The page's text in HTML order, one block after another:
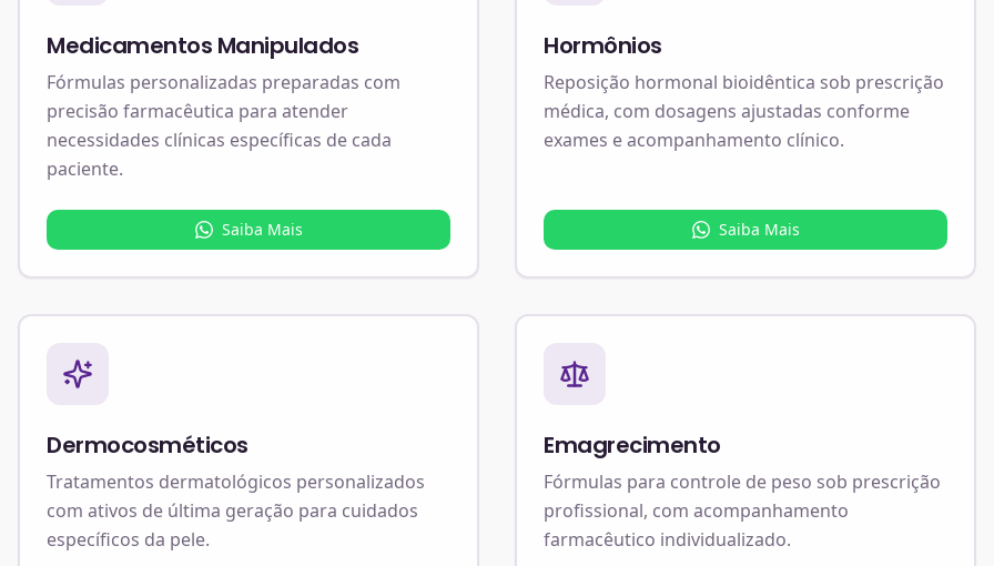
Medicamentos Manipulados
Fórmulas personalizadas preparadas com
precisão farmacêutica para atender
necessidades clínicas específicas de cada
paciente.
Saiba Mais
Hormônios
Reposição hormonal bioidêntica sob prescrição
médica, com dosagens ajustadas conforme
exames e acompanhamento clínico.
Saiba Mais
Dermocosméticos
Tratamentos dermatológicos personalizados
com ativos de última geração para cuidados
específicos da pele.
Emagrecimento
Fórmulas para controle de peso sob prescrição
profissional, com acompanhamento
farmacêutico individualizado.